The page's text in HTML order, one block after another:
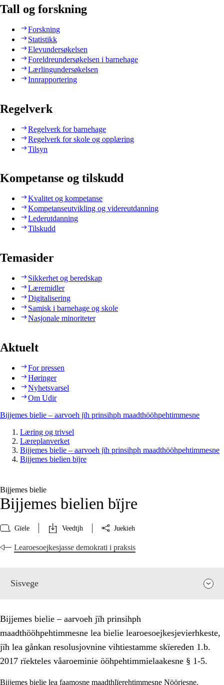
Tall og forskning
Forskning
Statistikk
Elevundersøkelsen
Foreldreundersøkelsen i barnehage
Lærlingundersøkelsen
Innrapportering
Regelverk
Regelverk for barnehage
Regelverk for skole og opplæring
Tilsyn
Kompetanse og tilskudd
Kvalitet og kompetanse
Kompetanseutvikling og videreutdanning
Lederutdanning
Tilskudd
Temasider
Sikkerhet og beredskap
Læremidler
Digitalisering
Samisk i barnehage og skole
Nasjonale minoriteter
Aktuelt
For pressen
Høringer
Nyhetsvarsel
Om Udir
Bijjemes bielie – aarvoeh jïh prinsihph maadthööhpehtimmesne
Læring og trivsel
Læreplanverket
Bijjemes bielie – aarvoeh jïh prinsihph maadthööhpehtimmesne
Bijjemes bielien bïjre
Bijjemes bielie
Bijjemes bielien bïjre
Gïele Veedtjh Juekieh
Learoesoejkesjasse demokrati i praksis
Sisvege
Bijjemes bielie – aarvoeh jïh prinsihph
maadthööhpehtimmesne lea bielie learoesoejkesjevierhkeste,
jïh lea gånkan resolusjovnine vihtiestamme skïereden 1.b.
2017 rïekteles våaroeminie ööhpehtimmielaakesne § 1-5.
Bijjemes bielie lea faamosne maadthlïerehtimmesne Nöörjesne.